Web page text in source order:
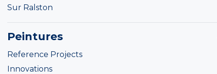
Sur Ralston
Peintures
Reference Projects
Innovations